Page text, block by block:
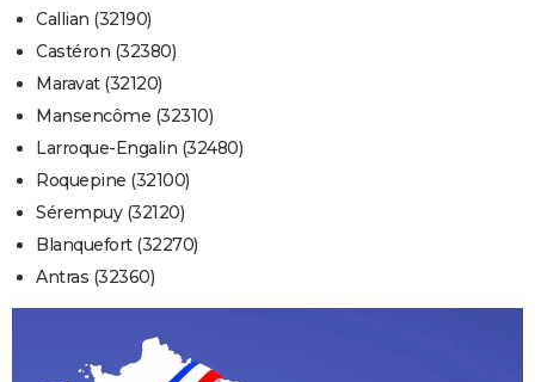
Callian (32190)
Castéron (32380)
Maravat (32120)
Mansencôme (32310)
Larroque-Engalin (32480)
Roquepine (32100)
Sérempuy (32120)
Blanquefort (32270)
Antras (32360)